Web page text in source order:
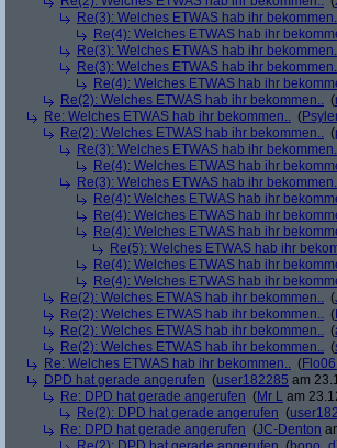
Re(3): Welches ETWAS hab ihr
Re(4): Welches ETWAS hab ihr
Re(3): Welches ETWAS hab ihr
Re(3): Welches ETWAS hab ihr
Re(4): Welches ETWAS hab ihr
Re(2): Welches ETWAS hab ihr bekommen.. (
Re: Welches ETWAS hab ihr bekommen.. (
Re(2): Welches ETWAS hab ihr bekommen.. (
Re(3): Welches ETWAS hab ihr
Re(4): Welches ETWAS hab ihr
Re(3): Welches ETWAS hab ihr
Re(4): Welches ETWAS hab ihr
Re(4): Welches ETWAS hab ihr
Re(4): Welches ETWAS hab ihr
Re(5): Welches ETWAS hab ihr
Re(4): Welches ETWAS hab ihr
Re(4): Welches ETWAS hab ihr
Re(2): Welches ETWAS hab ihr bekommen.. (
Re(2): Welches ETWAS hab ihr bekommen.. (
Re(2): Welches ETWAS hab ihr bekommen.. (
Re(2): Welches ETWAS hab ihr bekommen.. (
Re: Welches ETWAS hab ihr bekommen.. (
DPD hat gerade angerufen (user182285 am
Re: DPD hat gerade angerufen (Mr L am
Re(2): DPD hat gerade angerufen (
Re: DPD hat gerade angerufen (JC-Denton